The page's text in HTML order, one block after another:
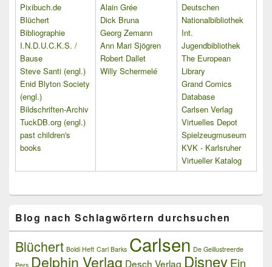
Pixibuch.de
Blüchert
Bibliographie
I.N.D.U.C.K.S. /
Bause
Steve Santi (engl.)
Enid Blyton Society
(engl.)
Bildschriften-Archiv
TuckDB.org (engl.)
past children's
books
Alain Grée
Dick Bruna
Georg Zemann
Ann Mari Sjögren
Robert Dallet
Willy Schermelé
Deutschen
Nationalbibliothek
Int.
Jugendbibliothek
The European
Library
Grand Comics
Database
Carlsen Verlag
Virtuelles Depot
Spielzeugmuseum
KVK - Karlsruher
Virtueller Katalog
Blog nach Schlagwörtern durchsuchen
Blüchert Boldi Heft Carl Barks Carlsen De Geillustreerde
Pers Delphin Verlag Desch Verlag DisneyEin